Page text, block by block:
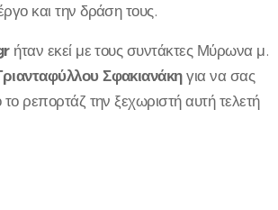
και την δράση τους.
ήταν εκεί με τους συντάκτες Μύρωνα μ.
Σφακιανάκηγια να σας
το ρεπορτάζ την ξεχωριστή αυτή τελετή